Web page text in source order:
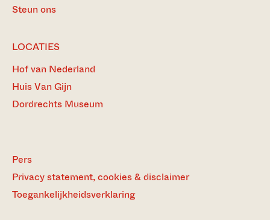
Steun ons
LOCATIES
Hof van Nederland
Huis Van Gijn
Dordrechts Museum
Pers
Privacy statement, cookies & disclaimer
Toegankelijkheidsverklaring